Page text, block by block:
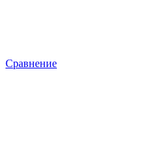
Сравнение